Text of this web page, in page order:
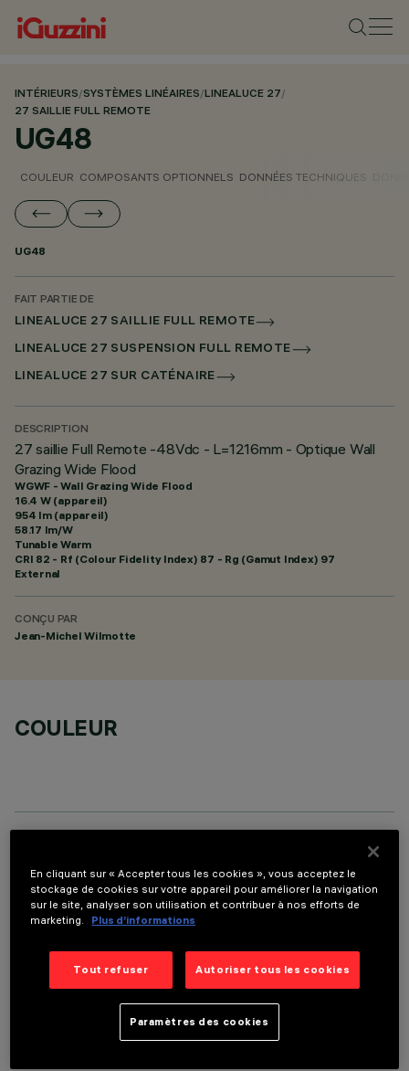
INTÉRIEURS/SYSTÈMES LINÉAIRES/LINEALUCE 27/
27 SAILLIE FULL REMOTE
UG48
COULEUR COMPOSANTS OPTIONNELS DONNÉES TECHNIQUES
UG48
FAIT PARTIE DE
LINEALUCE 27 SAILLIE FULL REMOTE
LINEALUCE 27 SUSPENSION FULL REMOTE
LINEALUCE 27 SUR CATÉNAIRE
DESCRIPTION
27 saillie Full Remote -48Vdc - L=1216mm - Optique Wall
Grazing Wide Flood
WGWF - Wall Grazing Wide Flood
16.4 W (appareil)
954 lm (appareil)
58.17 lm/W
Tunable Warm
CRI 82 - Rf (Colour Fidelity Index) 87 - Rg (Gamut Index) 97
External
CONÇU PAR
Jean-Michel Wilmotte
COULEUR
DONNÉES TECHNIQUES
DERNIÈRE MISE À JOUR: 06/08/2026
En cliquant sur « Accepter tous les cookies », vous acceptez le
stockage de cookies sur votre appareil pour améliorer la navigation
sur le site, analyser son utilisation et contribuer à nos efforts de
marketing.
Plus d’informations
Tout refuser Autoriser tous les cookies
Paramètres des cookies